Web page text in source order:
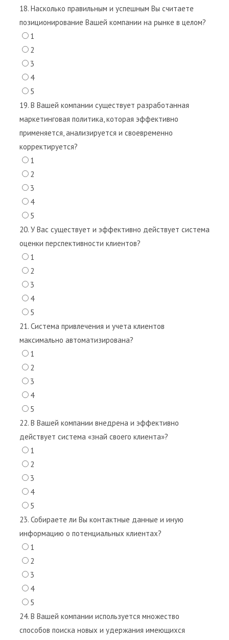
18. Насколько правильным и успешным Вы считаете
позиционирование Вашей компании на рынке в целом?
1
2
3
4
5
19. В Вашей компании существует разработанная
маркетинговая политика, которая эффективно
применяется, анализируется и своевременно
корректируется?
1
2
3
4
5
20. У Вас существует и эффективно действует система
оценки перспективности клиентов?
1
2
3
4
5
21. Система привлечения и учета клиентов
максимально автоматизирована?
1
2
3
4
5
22. В Вашей компании внедрена и эффективно
действует система «знай своего клиента»?
1
2
3
4
5
23. Собираете ли Вы контактные данные и иную
информацию о потенциальных клиентах?
1
2
3
4
5
24. В Вашей компании используется множество
способов поиска новых и удержания имеющихся